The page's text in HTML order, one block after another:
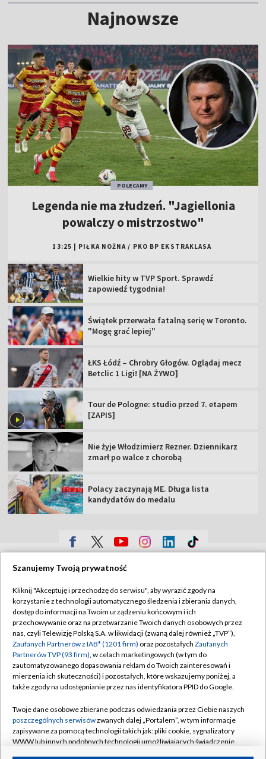
Najnowsze
POLECAMY
Legenda nie ma złudzeń. "Jagiellonia
powalczy o mistrzostwo"
13:25 PIŁKA NOŻNA / PKO BP EKSTRAKLASA
Wielkie hity w TVP Sport. Sprawdź
zapowiedź tygodnia!
Świątek przerwała fatalną serię w Toronto.
"Mogę grać lepiej"
ŁKS Łódź – Chrobry Głogów. Oglądaj mecz
Betclic 1 Ligi! [NA ŻYWO]
Tour de Pologne: studio przed 7. etapem
[ZAPIS]
Nie żyje Włodzimierz Rezner. Dziennikarz
zmarł po walce z chorobą
Polacy zaczynają ME. Długa lista
kandydatów do medalu
Sklep TVP
Biuro Reklamy
Oferta Handlowa
Telegazeta ogłoszenia
Emisja w TVP
Ogłoszenia przetargowe
Akademia Telewizyjna
Polityka prywatności
Moje zgody
Biuro reklamy
Kontakt
©2026 Telewizja Polska Spółka Akcyjna w likwidacji
Szanujemy Twoją prywatność
Kliknij "Akceptuję i przechodzę do serwisu", aby wyrazić zgody na
korzystanie z technologii automatycznego śledzenia i zbierania danych,
dostęp do informacji na Twoim urządzeniu końcowym i ich
przechowywanie oraz na przetwarzanie Twoich danych osobowych przez
nas, czyli Telewizję Polską S.A. w likwidacji (zwaną dalej również „TVP”),
Zaufanych Partnerów z IAB* (1201 firm) oraz pozostałych Zaufanych
Partnerów TVP (93 firm), w celach marketingowych (w tym do
zautomatyzowanego dopasowania reklam do Twoich zainteresowań i
mierzenia ich skuteczności) i pozostałych, które wskazujemy poniżej, a
także zgody na udostępnianie przez nas identyfikatora PPID do Google.
Twoje dane osobowe zbierane podczas odwiedzania przez Ciebie naszych
poszczególnych serwisówzwanych dalej „Portalem”, w tym informacje
zapisywane za pomocą technologii takich jak: pliki cookie, sygnalizatory
WWW lub innych podobnych technologii umożliwiających świadczenie